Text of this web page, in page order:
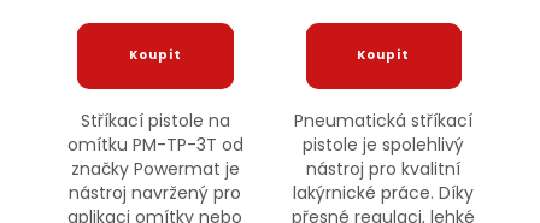
Stříkací pistole na
omítku PM-TP-3T od
značky Powermat je
nástroj navržený pro
aplikaci omítky nebo
Pneumatická stříkací
pistole je spolehlivý
nástroj pro kvalitní
lakýrnické práce. Díky
přesné regulaci, lehké